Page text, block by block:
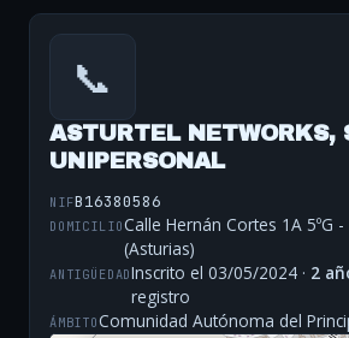
📞
ASTURTEL NETWORKS,
UNIPERSONAL
NIFB16380586
DOMICILIOCalle Hernán Cortes 1A 5ºG
(Asturias)
ANTIGÜEDADInscrito el 03/05/2024 · 2
registro
ÁMBITOComunidad Autónoma del